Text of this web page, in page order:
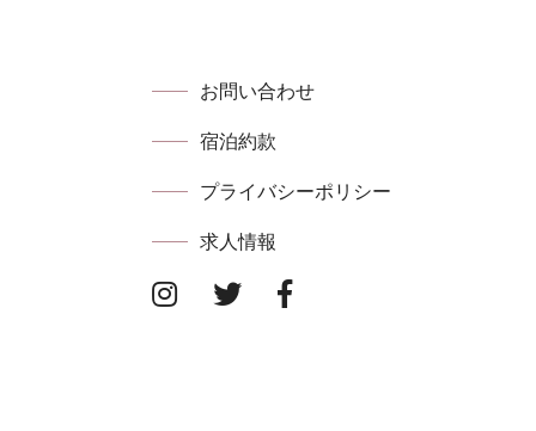
お問い合わせ
宿泊約款
プライバシーポリシー
求⼈情報